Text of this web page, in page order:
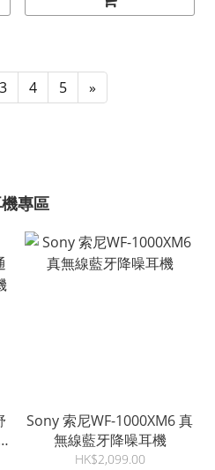
3 4 5 »
專區
Sony 索尼WF-1000XM6 真
無線藍牙降噪耳機
HK$2,099.00